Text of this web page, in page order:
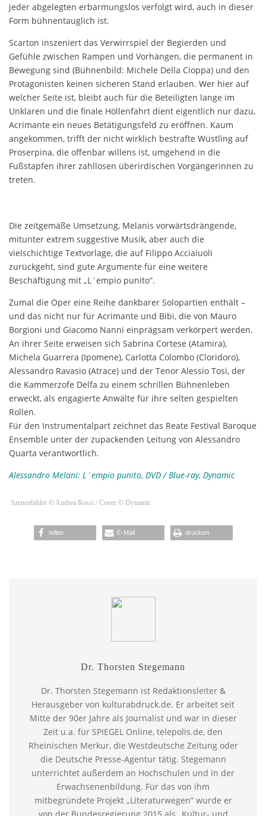
jeder abgelegten erbarmungslos verfolgt wird, auch in dieser
Form bühnentauglich ist.
Scarton inszeniert das Verwirrspiel der Begierden und
Gefühle zwischen Rampen und Vorhängen, die permanent in
Bewegung sind (Bühnenbild: Michele Della Cioppa) und den
Protagonisten keinen sicheren Stand erlauben. Wer hier auf
welcher Seite ist, bleibt auch für die Beteiligten lange im
Unklaren und die finale Höllenfahrt dient eigentlich nur dazu,
Acrimante ein neues Betätigungsfeld zu eröffnen. Kaum
angekommen, trifft der nicht wirklich bestrafte Wüstling auf
Proserpina, die offenbar willens ist, umgehend in die
Fußstapfen ihrer zahllosen überirdischen Vorgängerinnen zu
treten.
Die zeitgemäße Umsetzung, Melanis vorwärtsdrängende,
mitunter extrem suggestive Musik, aber auch die
vielschichtige Textvorlage, die auf Filippo Acciaiuoli
zurückgeht, sind gute Argumente für eine weitere
Beschäftigung mit „L´empio punito“.
Zumal die Oper eine Reihe dankbarer Solopartien enthält –
und das nicht nur für Acrimante und Bibi, die von Mauro
Borgioni und Giacomo Nanni einprägsam verkörpert werden.
An ihrer Seite erweisen sich Sabrina Cortese (Atamira),
Michela Guarrera (Ipomene), Carlotta Colombo (Cloridoro),
Alessandro Ravasio (Atrace) und der Tenor Alessio Tosi, der
die Kammerzofe Delfa zu einem schrillen Bühnenleben
erweckt, als engagierte Anwälte für ihre selten gespielten
Rollen.
Für den Instrumentalpart zeichnet das Reate Festival Baroque
Ensemble unter der zupackenden Leitung von Alessandro
Quarta verantwortlich.
Alessandro Melani: L´empio punito, DVD / Blue-ray, Dynamic
Szenenbilder © Andrea Rossi / Cover © Dynamic
teilen E-Mail drucken
Dr. Thorsten Stegemann
Dr. Thorsten Stegemann ist Redaktionsleiter &
Herausgeber von kulturabdruck.de. Er arbeitet seit
Mitte der 90er Jahre als Journalist und war in dieser
Zeit u.a. für SPIEGEL Online, telepolis.de, den
Rheinischen Merkur, die Westdeutsche Zeitung oder
die Deutsche Presse-Agentur tätig. Stegemann
unterrichtet außerdem an Hochschulen und in der
Erwachsenenbildung. Für das von ihm
mitbegründete Projekt „Literaturwegen” wurde er